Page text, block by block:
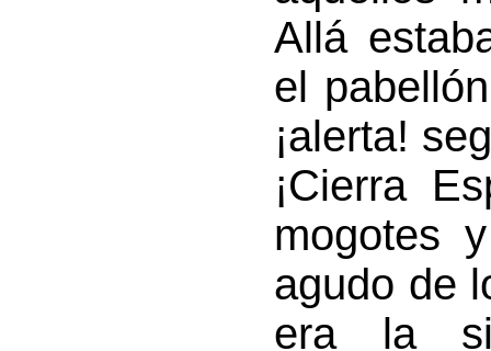
Allá
el
¡alerta!
¡Cierra
mogotes
agudo de
era la